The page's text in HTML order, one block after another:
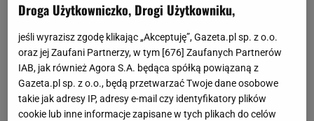
SŁUCHAWKI BEZPRZEWODOWE
Koniec ery dokanałówek - słuchawki
powietrzne to trend 2026. Nie bolą w nich uszy,
wyglądają jak kolczyki
MEDIA EXPERT
SŁUCHAWKI BEZPRZEWODOWE
SŁUCHAWKI BLUETOOTH SŁUCHAWKI DO BIEGANIA
Droga Użytkowniczko, Drogi Użytkowniku,
jeśli wyrazisz zgodę klikając „Akceptuję”, Gazeta.pl sp. z o.o.
oraz jej Zaufani Partnerzy, w tym [676] Zaufanych Partnerów
IAB, jak również Agora S.A. będąca spółką powiązaną z
Gazeta.pl sp. z o.o., będą przetwarzać Twoje dane osobowe
takie jak adresy IP, adresy e-mail czy identyfikatory plików
cookie lub inne informacje zapisane w tych plikach do celów